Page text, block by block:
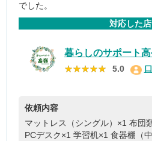
でした。
対応した
暮らしのサポート
★★★★★
★★★★★ 5.0
依頼内容
マットレス（シングル）×1 布団
PCデスク×1 学習机×1 食器棚（